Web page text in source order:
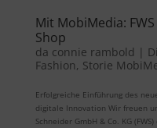
Mit MobiMedia:
Shop
da connie rambold |
Fashion, Storie
Erfolgreiche Einführung des
digitale Innovation Wir freuen
Schneider GmbH & Co. KG